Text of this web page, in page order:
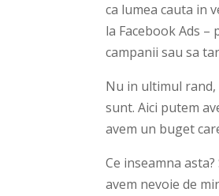
ca lumea cauta in
la Facebook Ads
campanii sau sa
Nu in ultimul rand,
sunt. Aici putem
avem un buget
Ce inseamna
avem nevoie de